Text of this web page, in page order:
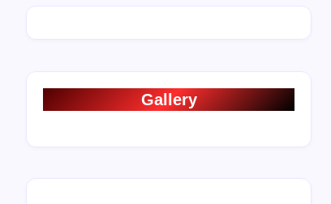
Gallery